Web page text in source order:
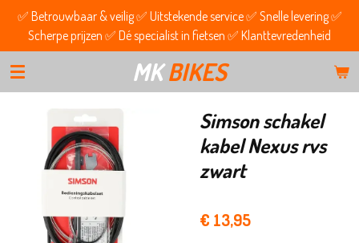
Ga
direct
naar
de
hoofdinhoud
MKBIKES
✅ Betrouwbaar & veilig ✅ Uitstekende service ✅ Snelle levering ✅
Scherpe prijzen ✅ Dé specialist in fietsen ✅ Klanttevredenheid
Simson schakel
kabel Nexus rvs
zwart
€ 13,95